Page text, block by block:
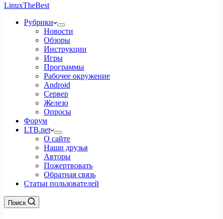
LinuxTheBest
Рубрики
Новости
Обзоры
Инструкции
Игры
Программы
Рабочее окружение
Android
Сервер
Железо
Опросы
Форум
LTB.net
О сайте
Наши друзья
Авторы
Пожертвовать
Обратная связь
Статьи пользователей
Поиск